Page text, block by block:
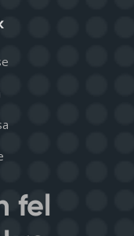
fel